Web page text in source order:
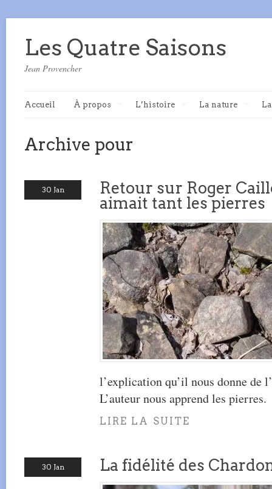
Les Quatre Saisons
Jean Provencher
Accueil À propos L’histoire La nature
Archive pour
30 Jan
Retour sur Roger
aimait tant les pierres
l’explication qu’il nous donne de
L’auteur nous apprend les pierres.
LIRE LA SUITE
30 Jan La fidélité des